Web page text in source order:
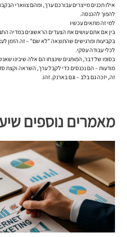
אילו תכנים מייצרים עבורכם ערך, ומהם צווארי
להפוך להכנסה.
למי זה מתאים עכשיו
בין אם אתם עושים את הצעדים הראשונים במדיה
בקביעות ומרגישים שהתוצאה "לא שם" – זה הזמן
לכלי עבודה עסקי.
בסופו של דבר, המותגים שינצחו הם אלה שיבינו
מודעות – הם נכנסים כדי לקבל ערך, השראה וקצת
זה, יזכה גם בלב – וגם בארנק. זהו.
מאמרים נוספים